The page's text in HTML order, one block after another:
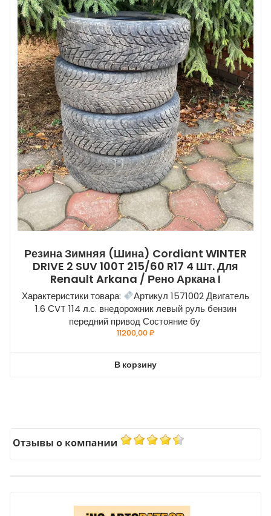
Резина Зимняя (шина) Cordiant WINTER
DRIVE 2 SUV 100T 215/60 R17 4 Шт. Для
Renault Arkana / Рено Аркана I
Характеристики товара:
Артикул 1571002 Двигатель
1.6 СVT 114 л.с. внедорожник левый руль бензин
передний привод Состояние бу
11200,00₽
В корзину